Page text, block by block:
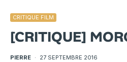
CRITIQUE FILM
[CRITIQUE]
PIERRE · 27 SEPTEMBRE 2016